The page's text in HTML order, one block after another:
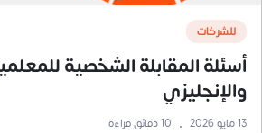
للشركات
أسئلة المقابلة الشخصية
والإنجليزي
13 مايو 2026 •
10دقائق قراءة